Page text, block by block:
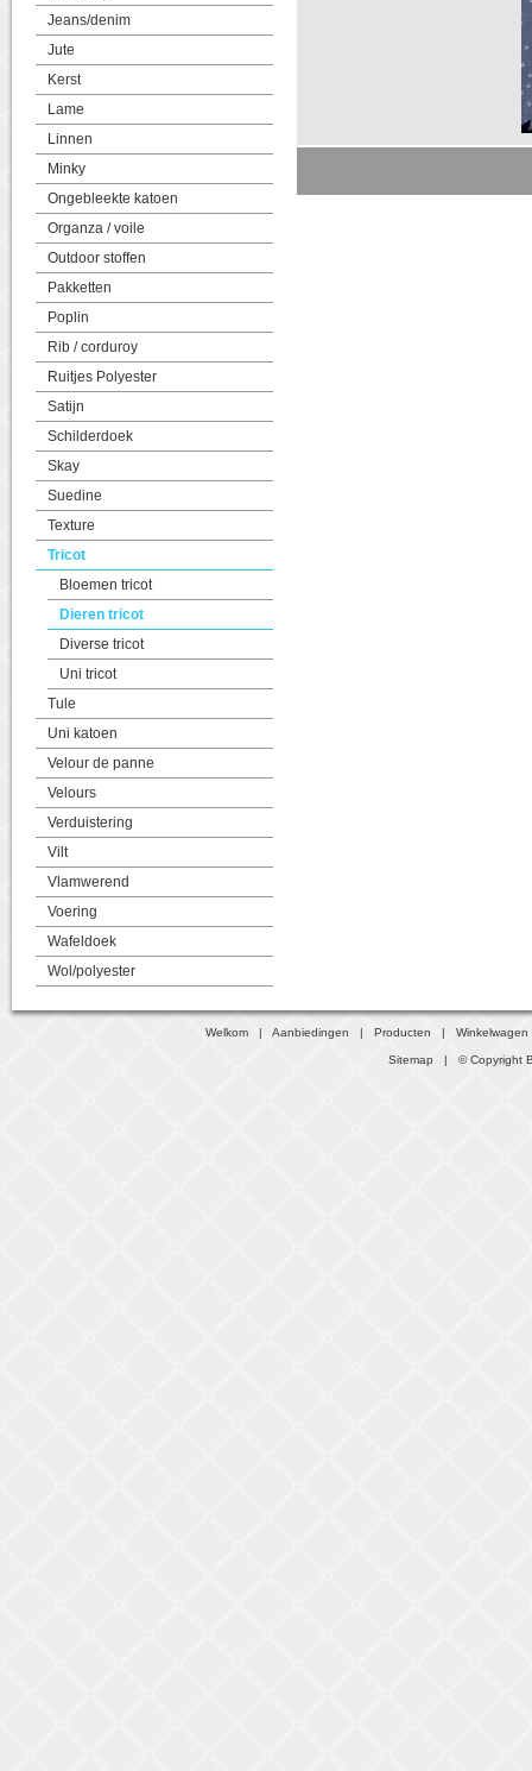
Jeans/denim
Jute
Kerst
Lame
Linnen
Minky
Ongebleekte katoen
Organza / voile
Outdoor stoffen
Pakketten
Poplin
Rib / corduroy
Ruitjes Polyester
Satijn
Schilderdoek
Skay
Suedine
Texture
Tricot
Bloemen tricot
Dieren tricot
Diverse tricot
Uni tricot
Tule
Uni katoen
Velour de panne
Velours
Verduistering
Vilt
Vlamwerend
Voering
Wafeldoek
Wol/polyester
Welkom |Aanbiedingen |Producten |Winkelwagen
Sitemap | © Copyright